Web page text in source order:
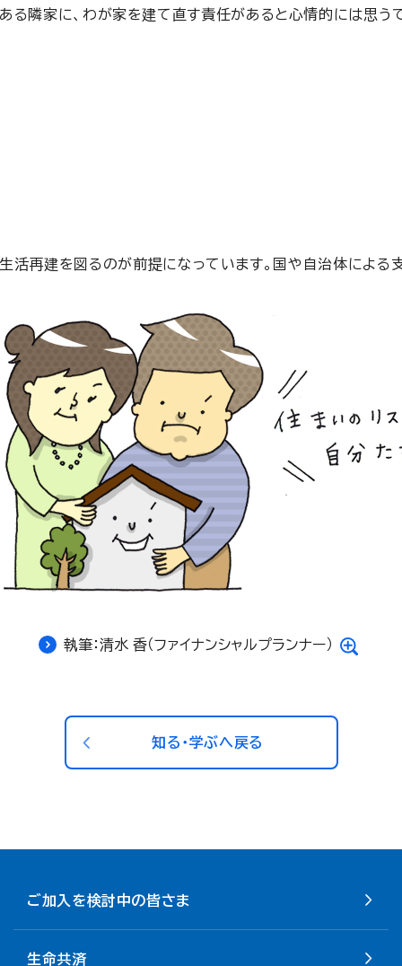
隣家に、わが家を建て直す責任があると心情的には思
再建を図るのが前提になっています。国や自治体による
執筆：清水 香（ファイナンシャルプランナー）
知る・学ぶへ戻る
ご加入を検討中の皆さま
生命共済